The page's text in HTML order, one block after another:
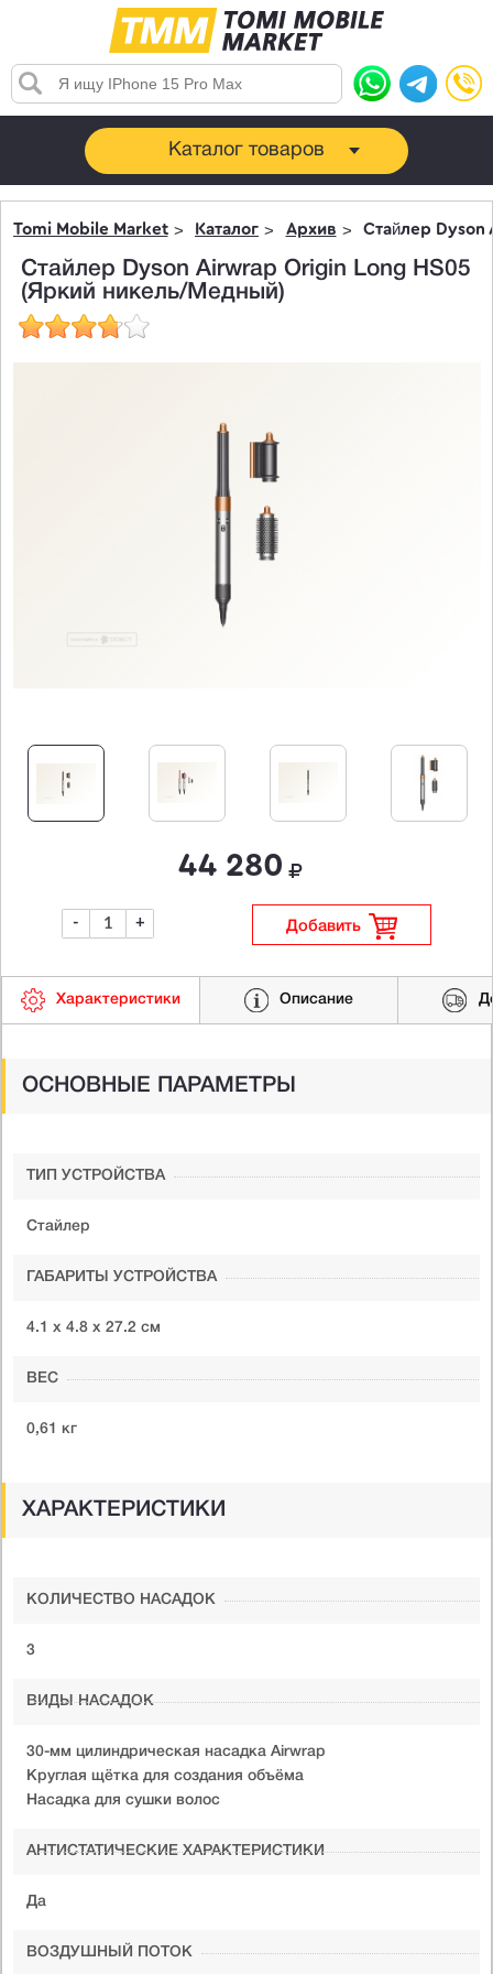
Каталог товаров
Tomi Mobile Market Каталог Архив Стайлер
Стайлер Dyson Airwrap Origin Long HS05
(Яркий никель/Медный)
44 280
- + Добавить
Характеристики Описание
ОСНОВНЫЕ ПАРАМЕТРЫ
ТИП УСТРОЙСТВА
Стайлер
ГАБАРИТЫ УСТРОЙСТВА
4.1 х 4.8 х 27.2 см
ВЕС
0,61 кг
ХАРАКТЕРИСТИКИ
КОЛИЧЕСТВО НАСАДОК
3
ВИДЫ НАСАДОК
30-мм цилиндрическая насадка Airwrap
Круглая щётка для создания объёма
Насадка для сушки волос
АНТИСТАТИЧЕСКИЕ ХАРАКТЕРИСТИКИ
Да
ВОЗДУШНЫЙ ПОТОК